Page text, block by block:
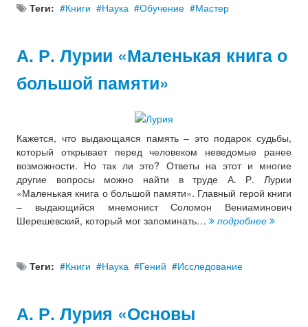
Теги: Книги Наука Обучение Мастер
А. Р. Лурии «Маленькая книга о
большой памяти»
Кажется, что выдающаяся память – это подарок судьбы,
который открывает перед человеком неведомые ранее
возможности. Но так ли это? Ответы на этот и многие
другие вопросы можно найти в труде А. Р. Лурии
«Маленькая книга о большой памяти». Главный герой книги
– выдающийся мнемонист Соломон Вениаминович
Шерешевский, который мог запоминать…
подробнее
Теги: Книги Наука Гений Исследование
А. Р. Лурия «Основы